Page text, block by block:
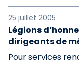
25 juillet 2005
Légions
dirigeants de
Pour services